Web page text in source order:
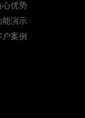
心优势
能演示
户案例